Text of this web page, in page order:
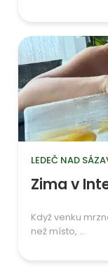
LEDEČ NAD
Zima v
Když venku
než místo, ...